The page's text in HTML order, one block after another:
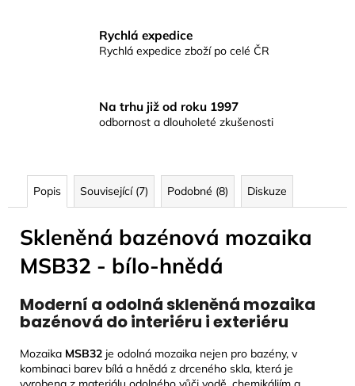
Rychlá expedice
Rychlá expedice zboží po celé ČR
Na trhu již od roku 1997
odbornost a dlouholeté zkušenosti
Popis Související (7) Podobné (8) Diskuze
Skleněná bazénová mozaika
MSB32 - bílo-hnědá
Moderní a odolná skleněná mozaika
bazénová do interiéru i exteriéru
Mozaika MSB32 je odolná mozaika nejen pro bazény, v
kombinaci barev bílá a hnědá z drceného skla, která je